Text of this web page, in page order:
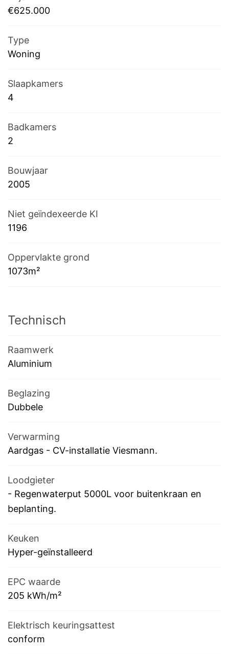
€625.000
Type
Woning
Slaapkamers
4
Badkamers
2
Bouwjaar
2005
Niet geïndexeerde KI
1196
Oppervlakte grond
1073m²
Technisch
Raamwerk
Aluminium
Beglazing
Dubbele
Verwarming
Aardgas - CV-installatie Viesmann.
Loodgieter
- Regenwaterput 5000L voor buitenkraan en
beplanting.
Keuken
Hyper-geïnstalleerd
EPC waarde
205 kWh/m²
Elektrisch keuringsattest
conform